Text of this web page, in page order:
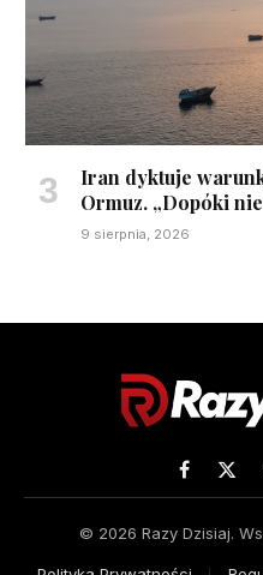
Iran dyktuje
Ormuz. „Dopóki
9 sierpnia, 2026
Facebook
X
© 2026 Razy Dzisiaj.